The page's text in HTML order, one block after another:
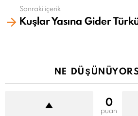
Sonraki içerik
Kuşlar Yasına Gider
NE
0
puan